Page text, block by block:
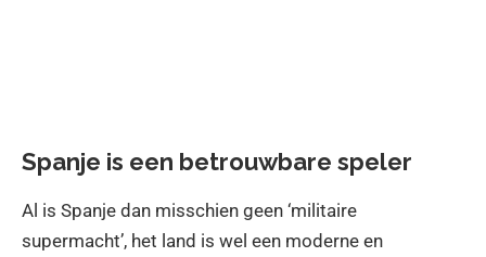
Spanje is een betrouwbare speler
Al is Spanje dan misschien geen ‘militaire
supermacht’, het land is wel een moderne en